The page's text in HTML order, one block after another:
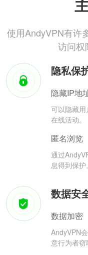
使用AndyVPN有许
访问权
隐私保
隐藏IP地
可以隐藏
在线活动。
匿名浏览
通过
息得到保护。
数据安
数据加密
AndyVPN
意行为者窃